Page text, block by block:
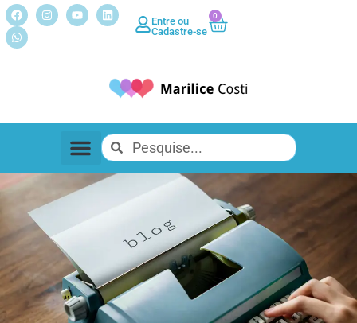
Entre ou
Cadastre-se
0